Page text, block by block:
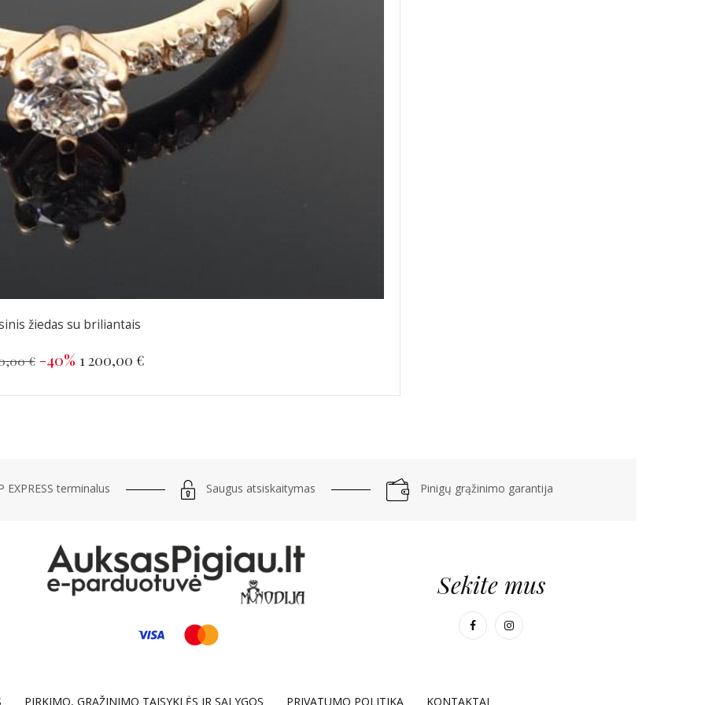
žiedas su briliantais
€ -40% 1 200,00 €
terminalus Saugus atsiskaitymas Pinigų grąžinimo garantija
Sekite mus
PIRKIMO, GRĄŽINIMO TAISYKLĖS IR SĄLYGOS PRIVATUMO POLITIKA KONTAKTAI